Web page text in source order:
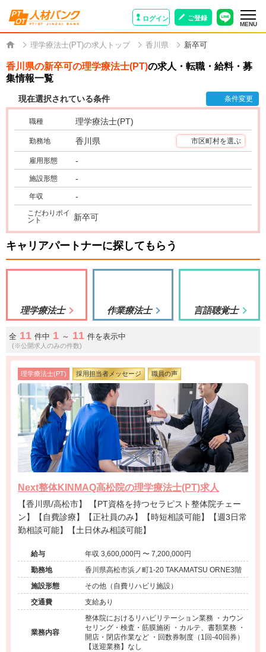
ログイン ご登録
MENU
理学療法士(PT)の求人トップ 香川県 新卒可
香川県の新卒可の理学療法士(PT)の求人・転職・給料・募
集情報一覧
現在選択されている条件 条件変更
職種 理学療法士(PT)
勤務地 香川県 市区町村を選ぶ
雇用形態 -
施設形態 -
年収 -
こだわりポイ
ント
新卒可
キャリアパートナーに探してもらう
理学療法士 作業療法士 言語聴覚士
全 11 件中 1 ～ 11 件を表示中
(※公開求人のみの件数)
理学療法士(PT) 採用担当者メッセージ 職員の声
Next整体KINMAQ高松院の理学療法士(PT)求人
【香川県/高松市】 【PT資格を持つセラピスト整体院チェー
ン】【自費診療】【正社員のみ】【時短相談可能】【週3日常
勤相談可能】【土日休み相談可能】
給与
年収 3,600,000円 〜 7,200,000円
勤務地
香川県高松市浜ノ町1-20 TAKAMATSU ORNE3階
施設形態
その他（自費リハビリ施設）
交通費
支給あり
業務内容
整体院におけるリハビリテーション業務 ・カウン
セリング・検査・筋膜施術 ・カルテ、書類業務 ・
開店・閉店作業など ・回数券制度（1回‐40回券）
【送迎業務】なし